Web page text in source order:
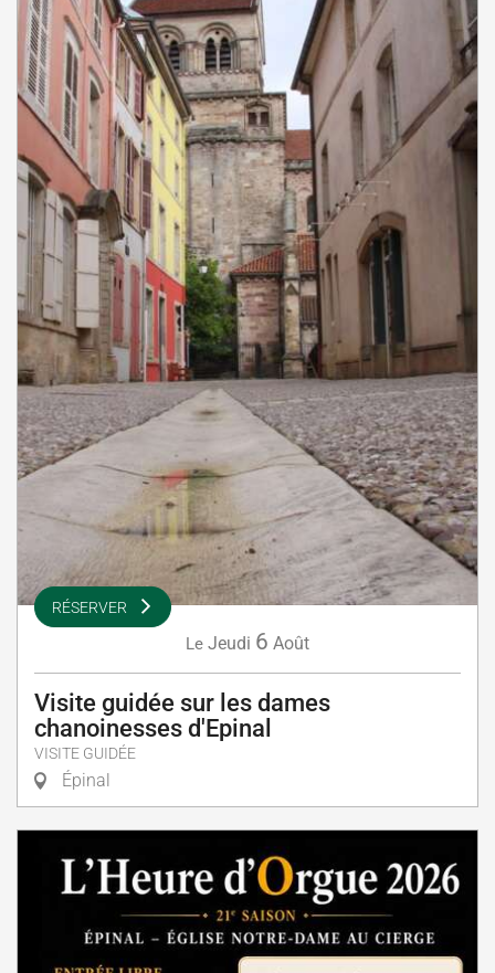
RÉSERVER
Le Jeudi 6 Août
Visite guidée sur les dames
chanoinesses d'Epinal
VISITE GUIDÉE
Épinal